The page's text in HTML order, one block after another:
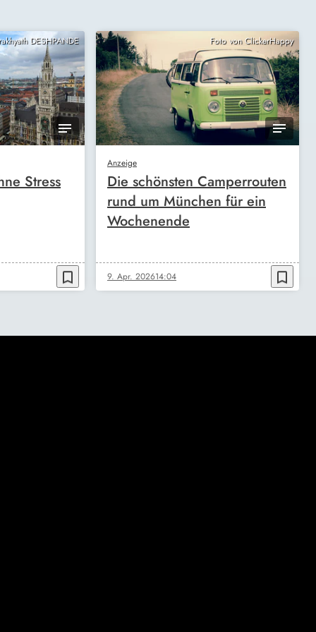
DESHPANDE
Stress
bookmark_border
Foto von ClickerHappy
Anzeige
Die schönsten Camperrouten
rund um München für ein
Wochenende
9. Apr. 202614:04 bookmark_border